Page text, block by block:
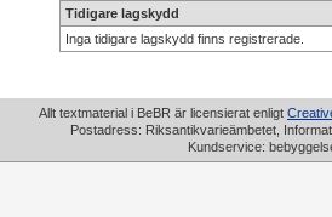
Tidigare lagskydd
Inga tidigare lagskydd finns registrerade.
Allt textmaterial i BeBR är licensierat enligt
Postadress: Riksantikvarieämbetet,
Kundservice: